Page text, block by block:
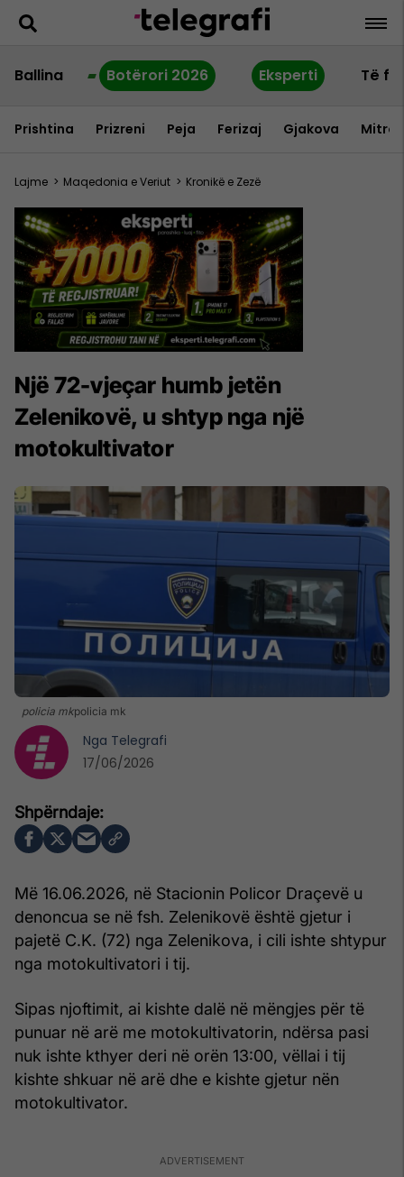
Ballina Botërori 2026 Eksperti Të
Prishtina Prizreni Peja Ferizaj Gjakova
Lajme > Maqedonia e Veriut > Kronikë e Zezë
Një 72-vjeçar humb jetën
Zelenikovë, u shtyp nga një
motokultivator
policia mkpolicia mk
Më 16.06.2026, në Stacionin Policor Draçevë u
denoncua se në fsh. Zelenikovë është gjetur i
pajetë C.K. (72) nga Zelenikova, i cili ishte shtypur
nga motokultivatori i tij.
Sipas njoftimit, ai kishte dalë në mëngjes për të
punuar në arë me motokultivatorin, ndërsa pasi
nuk ishte kthyer deri në orën 13:00, vëllai i tij
kishte shkuar në arë dhe e kishte gjetur nën
motokultivator.
Nga Telegrafi
17/06/2026